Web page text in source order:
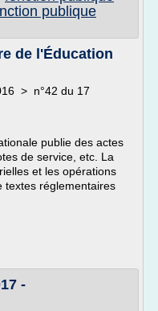
publique
de l'Éducation
> n°42 du 17
publie des actes
de service, etc. La
et les opérations
textes réglementaires
-